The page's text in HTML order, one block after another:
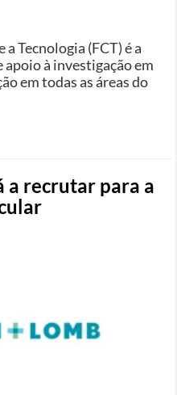
a Tecnologia (FCT) é a
à investigação em
em todas as áreas do
a recrutar para a